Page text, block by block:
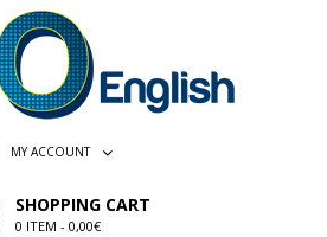
MY ACCOUNT
SHOPPING CART
0 ITEM - 0,00€